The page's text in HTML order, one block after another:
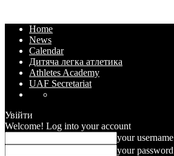
Home
News
Calendar
Дитяча легка атлетика
Athletes Academy
UAF Secretariat
Увійти
Welcome! Log into your account
your username
your password